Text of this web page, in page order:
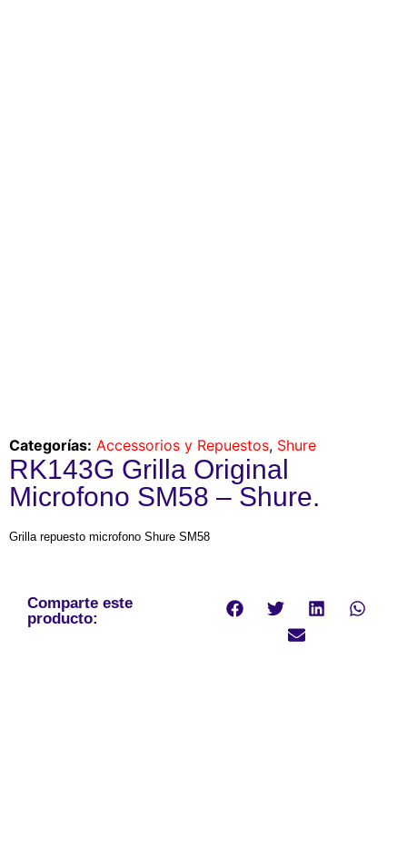
Categorías: Accessorios y Repuestos, Shure
RK143G Grilla Original
Microfono SM58 – Shure.
Grilla repuesto microfono Shure SM58
Comparte este
producto: